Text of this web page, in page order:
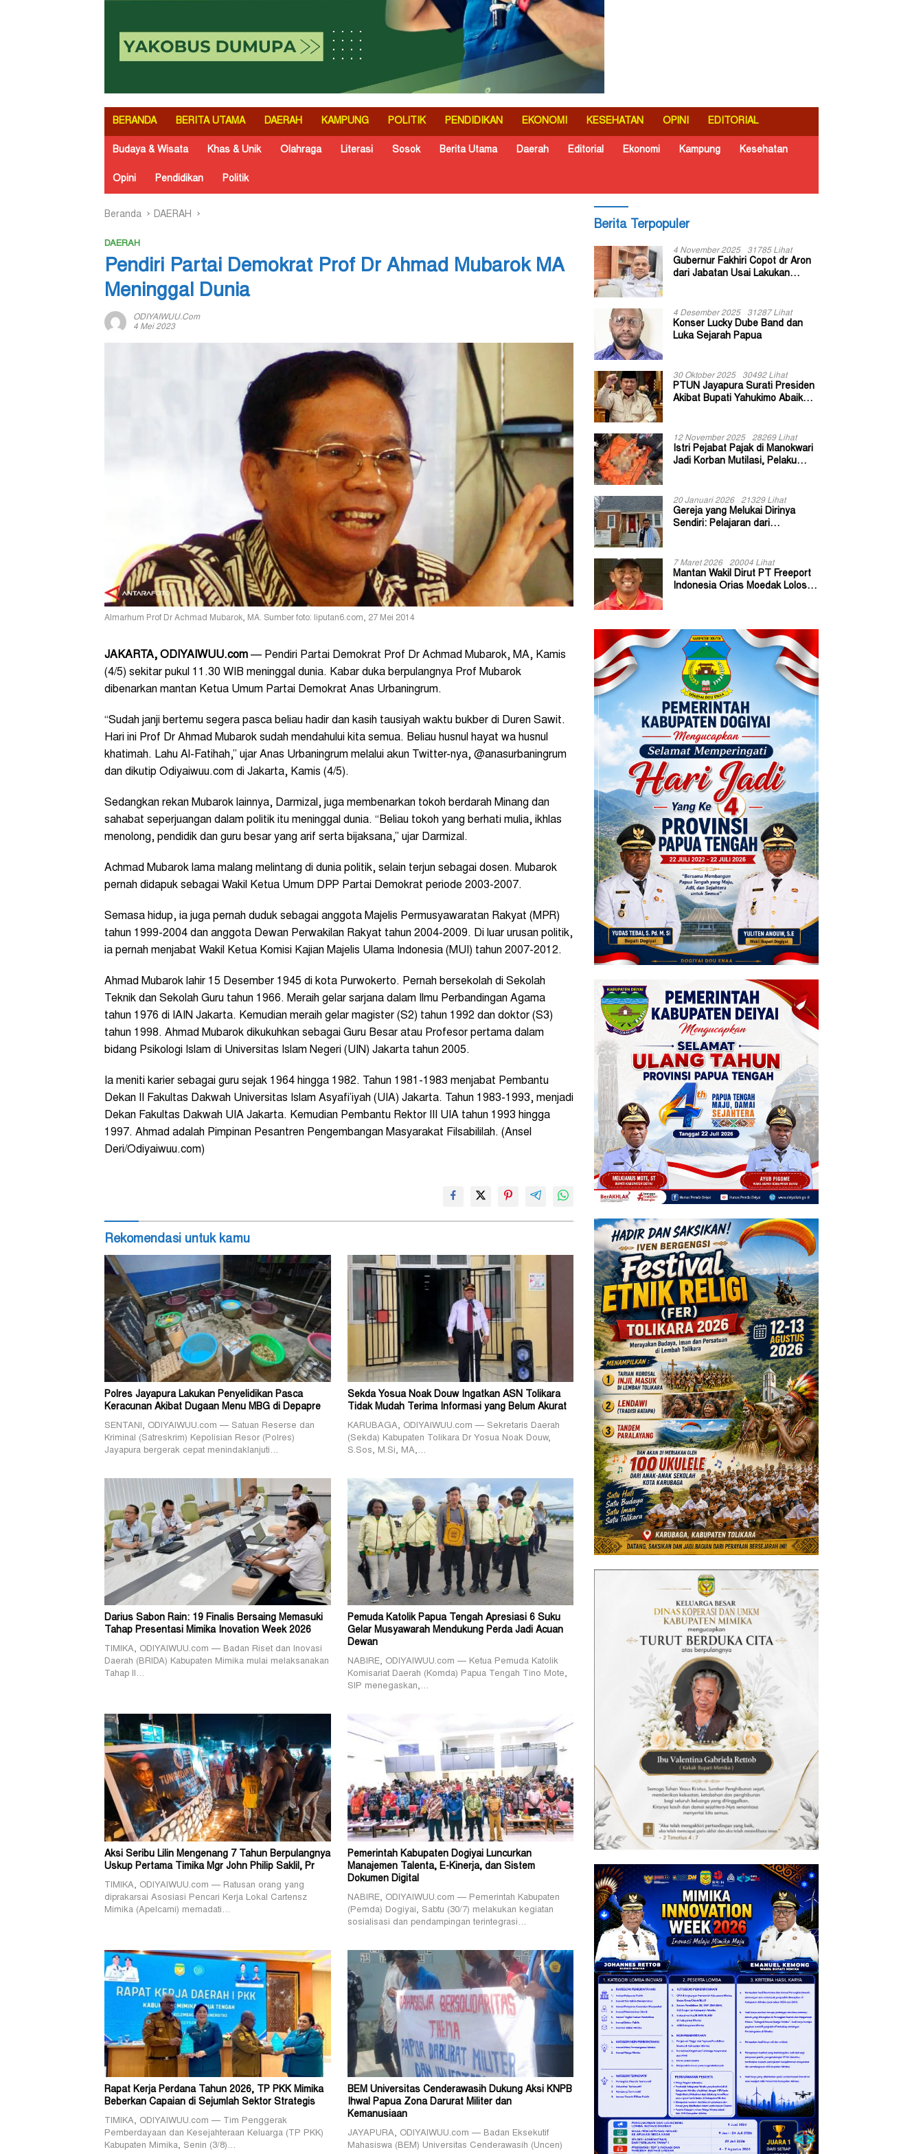
BERANDA BERITA UTAMA DAERAH KAMPUNG POLITIK PENDIDIKAN EKONOMI KESEHATAN OPINI EDITORIAL
Budaya & Wisata Khas & Unik Olahraga Literasi Sosok Berita Utama Daerah Editorial Ekonomi Kampung Kesehatan
Opini Pendidikan Politik
Beranda DAERAH
DAERAH
Pendiri Partai Demokrat Prof Dr Ahmad Mubarok MA
Meninggal Dunia
ODIYAIWUU.com
4 Mei 2023
Almarhum Prof Dr Achmad Mubarok, MA. Sumber foto: liputan6.com, 27 Mei 2014
JAKARTA, ODIYAIWUU.com — Pendiri Partai Demokrat Prof Dr Achmad Mubarok, MA, Kamis
(4/5) sekitar pukul 11.30 WIB meninggal dunia. Kabar duka berpulangnya Prof Mubarok
dibenarkan mantan Ketua Umum Partai Demokrat Anas Urbaningrum.
“Sudah janji bertemu segera pasca beliau hadir dan kasih tausiyah waktu bukber di Duren Sawit.
Hari ini Prof Dr Ahmad Mubarok sudah mendahului kita semua. Beliau husnul hayat wa husnul
khatimah. Lahu Al-Fatihah,” ujar Anas Urbaningrum melalui akun Twitter-nya, @anasurbaningrum
dan dikutip Odiyaiwuu.com di Jakarta, Kamis (4/5).
Sedangkan rekan Mubarok lainnya, Darmizal, juga membenarkan tokoh berdarah Minang dan
sahabat seperjuangan dalam politik itu meninggal dunia. “Beliau tokoh yang berhati mulia, ikhlas
menolong, pendidik dan guru besar yang arif serta bijaksana,” ujar Darmizal.
Achmad Mubarok lama malang melintang di dunia politik, selain terjun sebagai dosen. Mubarok
pernah didapuk sebagai Wakil Ketua Umum DPP Partai Demokrat periode 2003-2007.
Semasa hidup, ia juga pernah duduk sebagai anggota Majelis Permusyawaratan Rakyat (MPR)
tahun 1999-2004 dan anggota Dewan Perwakilan Rakyat tahun 2004-2009. Di luar urusan politik,
ia pernah menjabat Wakil Ketua Komisi Kajian Majelis Ulama Indonesia (MUI) tahun 2007-2012.
Ahmad Mubarok lahir 15 Desember 1945 di kota Purwokerto. Pernah bersekolah di Sekolah
Teknik dan Sekolah Guru tahun 1966. Meraih gelar sarjana dalam Ilmu Perbandingan Agama
tahun 1976 di IAIN Jakarta. Kemudian meraih gelar magister (S2) tahun 1992 dan doktor (S3)
tahun 1998. Ahmad Mubarok dikukuhkan sebagai Guru Besar atau Profesor pertama dalam
bidang Psikologi Islam di Universitas Islam Negeri (UIN) Jakarta tahun 2005.
Ia meniti karier sebagai guru sejak 1964 hingga 1982. Tahun 1981-1983 menjabat Pembantu
Dekan II Fakultas Dakwah Universitas Islam Asyafi’iyah (UIA) Jakarta. Tahun 1983-1993, menjadi
Dekan Fakultas Dakwah UIA Jakarta. Kemudian Pembantu Rektor III UIA tahun 1993 hingga
1997. Ahmad adalah Pimpinan Pesantren Pengembangan Masyarakat Filsabililah. (Ansel
Deri/Odiyaiwuu.com)
Rekomendasi untuk kamu
Polres Jayapura Lakukan Penyelidikan Pasca
Keracunan Akibat Dugaan Menu MBG di Depapre
SENTANI, ODIYAIWUU.com — Satuan Reserse dan
Kriminal (Satreskrim) Kepolisian Resor (Polres)
Jayapura bergerak cepat menindaklanjuti…
Sekda Yosua Noak Douw Ingatkan ASN Tolikara
Tidak Mudah Terima Informasi yang Belum Akurat
KARUBAGA, ODIYAIWUU.com — Sekretaris Daerah
(Sekda) Kabupaten Tolikara Dr Yosua Noak Douw,
S.Sos, M.Si, MA,…
Darius Sabon Rain: 19 Finalis Bersaing Memasuki
Tahap Presentasi Mimika Inovation Week 2026
TIMIKA, ODIYAIWUU.com — Badan Riset dan Inovasi
Daerah (BRIDA) Kabupaten Mimika mulai melaksanakan
Tahap II…
Pemuda Katolik Papua Tengah Apresiasi 6 Suku
Gelar Musyawarah Mendukung Perda Jadi Acuan
Dewan
NABIRE, ODIYAIWUU.com — Ketua Pemuda Katolik
Komisariat Daerah (Komda) Papua Tengah Tino Mote,
SIP menegaskan,…
Aksi Seribu Lilin Mengenang 7 Tahun Berpulangnya
Uskup Pertama Timika Mgr John Philip Saklil, Pr
TIMIKA, ODIYAIWUU.com — Ratusan orang yang
diprakarsai Asosiasi Pencari Kerja Lokal Cartensz
Mimika (Apelcami) memadati…
Pemerintah Kabupaten Dogiyai Luncurkan
Manajemen Talenta, E-Kinerja, dan Sistem
Dokumen Digital
NABIRE, ODIYAIWUU.com — Pemerintah Kabupaten
(Pemda) Dogiyai, Sabtu (30/7) melakukan kegiatan
sosialisasi dan pendampingan terintegrasi…
Rapat Kerja Perdana Tahun 2026, TP PKK Mimika
Beberkan Capaian di Sejumlah Sektor Strategis
TIMIKA, ODIYAIWUU.com — Tim Penggerak
Pemberdayaan dan Kesejahteraan Keluarga (TP PKK)
Kabupaten Mimika, Senin (3/8)…
BEM Universitas Cenderawasih Dukung Aksi KNPB
Ihwal Papua Zona Darurat Militer dan
Kemanusiaan
JAYAPURA, ODIYAIWUU.com — Badan Eksekutif
Mahasiswa (BEM) Universitas Cenderawasih (Uncen)
Berita Terpopuler
4 November 2025 31785 Lihat
Gubernur Fakhiri Copot dr Aron
dari Jabatan Usai Lakukan
4 Desember 2025 31287 Lihat
Konser Lucky Dube Band dan
Luka Sejarah Papua
30 Oktober 2025 30492 Lihat
PTUN Jayapura Surati Presiden
Akibat Bupati Yahukimo Abaikan
12 November 2025 28269 Lihat
Istri Pejabat Pajak di Manokwari
Jadi Korban Mutilasi, Pelaku
20 Januari 2026 21329 Lihat
Gereja yang Melukai Dirinya
Sendiri: Pelajaran dari
7 Maret 2026 20004 Lihat
Mantan Wakil Dirut PT Freeport
Indonesia Orias Moedak Lolos